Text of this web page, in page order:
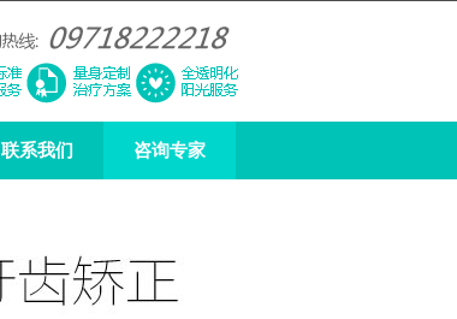
联系我们 咨询专家